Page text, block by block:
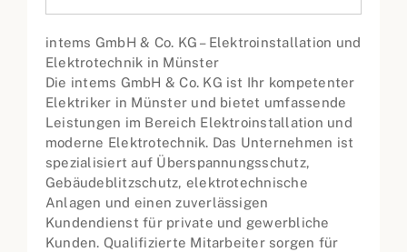
intems GmbH & Co. KG – Elektroinstallation und
Elektrotechnik in Münster
Die intems GmbH & Co. KG ist Ihr kompetenter
Elektriker in Münster und bietet umfassende
Leistungen im Bereich Elektroinstallation und
moderne Elektrotechnik. Das Unternehmen ist
spezialisiert auf Überspannungsschutz,
Gebäudeblitzschutz, elektrotechnische
Anlagen und einen zuverlässigen
Kundendienst für private und gewerbliche
Kunden. Qualifizierte Mitarbeiter sorgen für